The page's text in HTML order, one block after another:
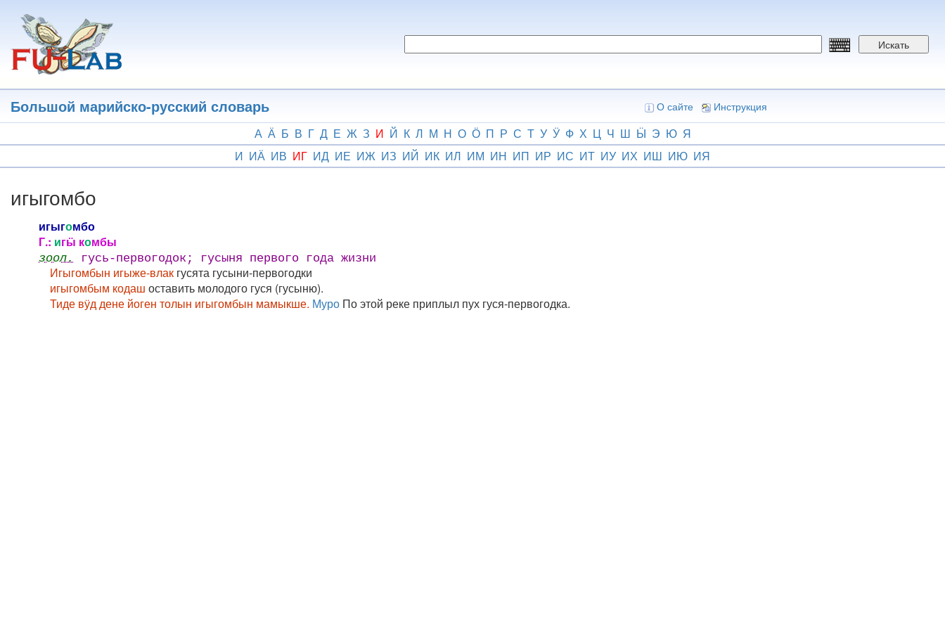
основному
содержанию
Искать
Большой марийско-русский словарь О сайте Инструкция
А Ӓ Б В Г Д Е Ж З И Й К Л М Н О Ӧ П Р С Т У Ӱ Ф Х Ц Ч Ш Ӹ Э Ю Я
И ИӒ ИВ ИГ ИД ИЕ ИЖ ИЗ ИЙ ИК ИЛ ИМ ИН ИП ИР ИС ИТ ИУ ИХ ИШ ИЮ ИЯ
игыгомбо
игыгомбо
Г.: игӹ комбы
зоол. гусь-первогодок; гусыня первого года жизни
Игыгомбын игыже-влак гусята гусыни-первогодки
игыгомбым кодаш оставить молодого гуся (гусыню).
Тиде вӱд дене йоген толын игыгомбын мамыкше. Муро По этой реке приплыл пух гуся-первогодка.